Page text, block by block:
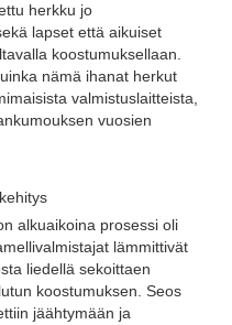
herkku jo
lapset että aikuiset
koostumuksellaan.
nämä ihanat herkut
valmistuslaitteista,
vuosien
alkuaikoina prosessi oli
lämmittivät
liedellä sekoittaen
koostumuksen. Seos
jäähtymään ja